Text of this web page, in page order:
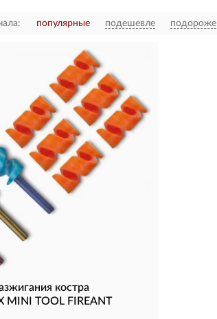
популярные подешевле подороже
костра
MINI TOOL FIREANT